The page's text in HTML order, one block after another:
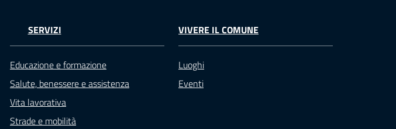
SERVIZI
Educazione e formazione
Salute, benessere e assistenza
Vita lavorativa
Strade e mobilità
VIVERE IL COMUNE
Luoghi
Eventi